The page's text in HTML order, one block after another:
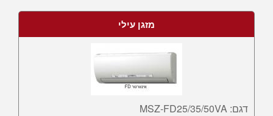
מזגן עילי
דגם: MSZ-FD25/35/50VA